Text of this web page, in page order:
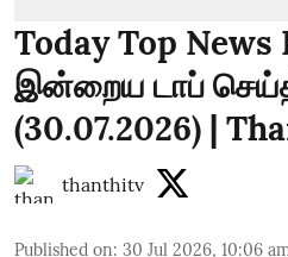
Today Top News
இன்றைய டாப்
(30.07.2026) |
thanthitv
Published on: 30 Jul 2026, 10:06